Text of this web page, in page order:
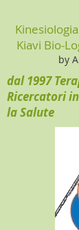
Kiavi Bio-
by
dal 1997
Ricercatori
la Salute